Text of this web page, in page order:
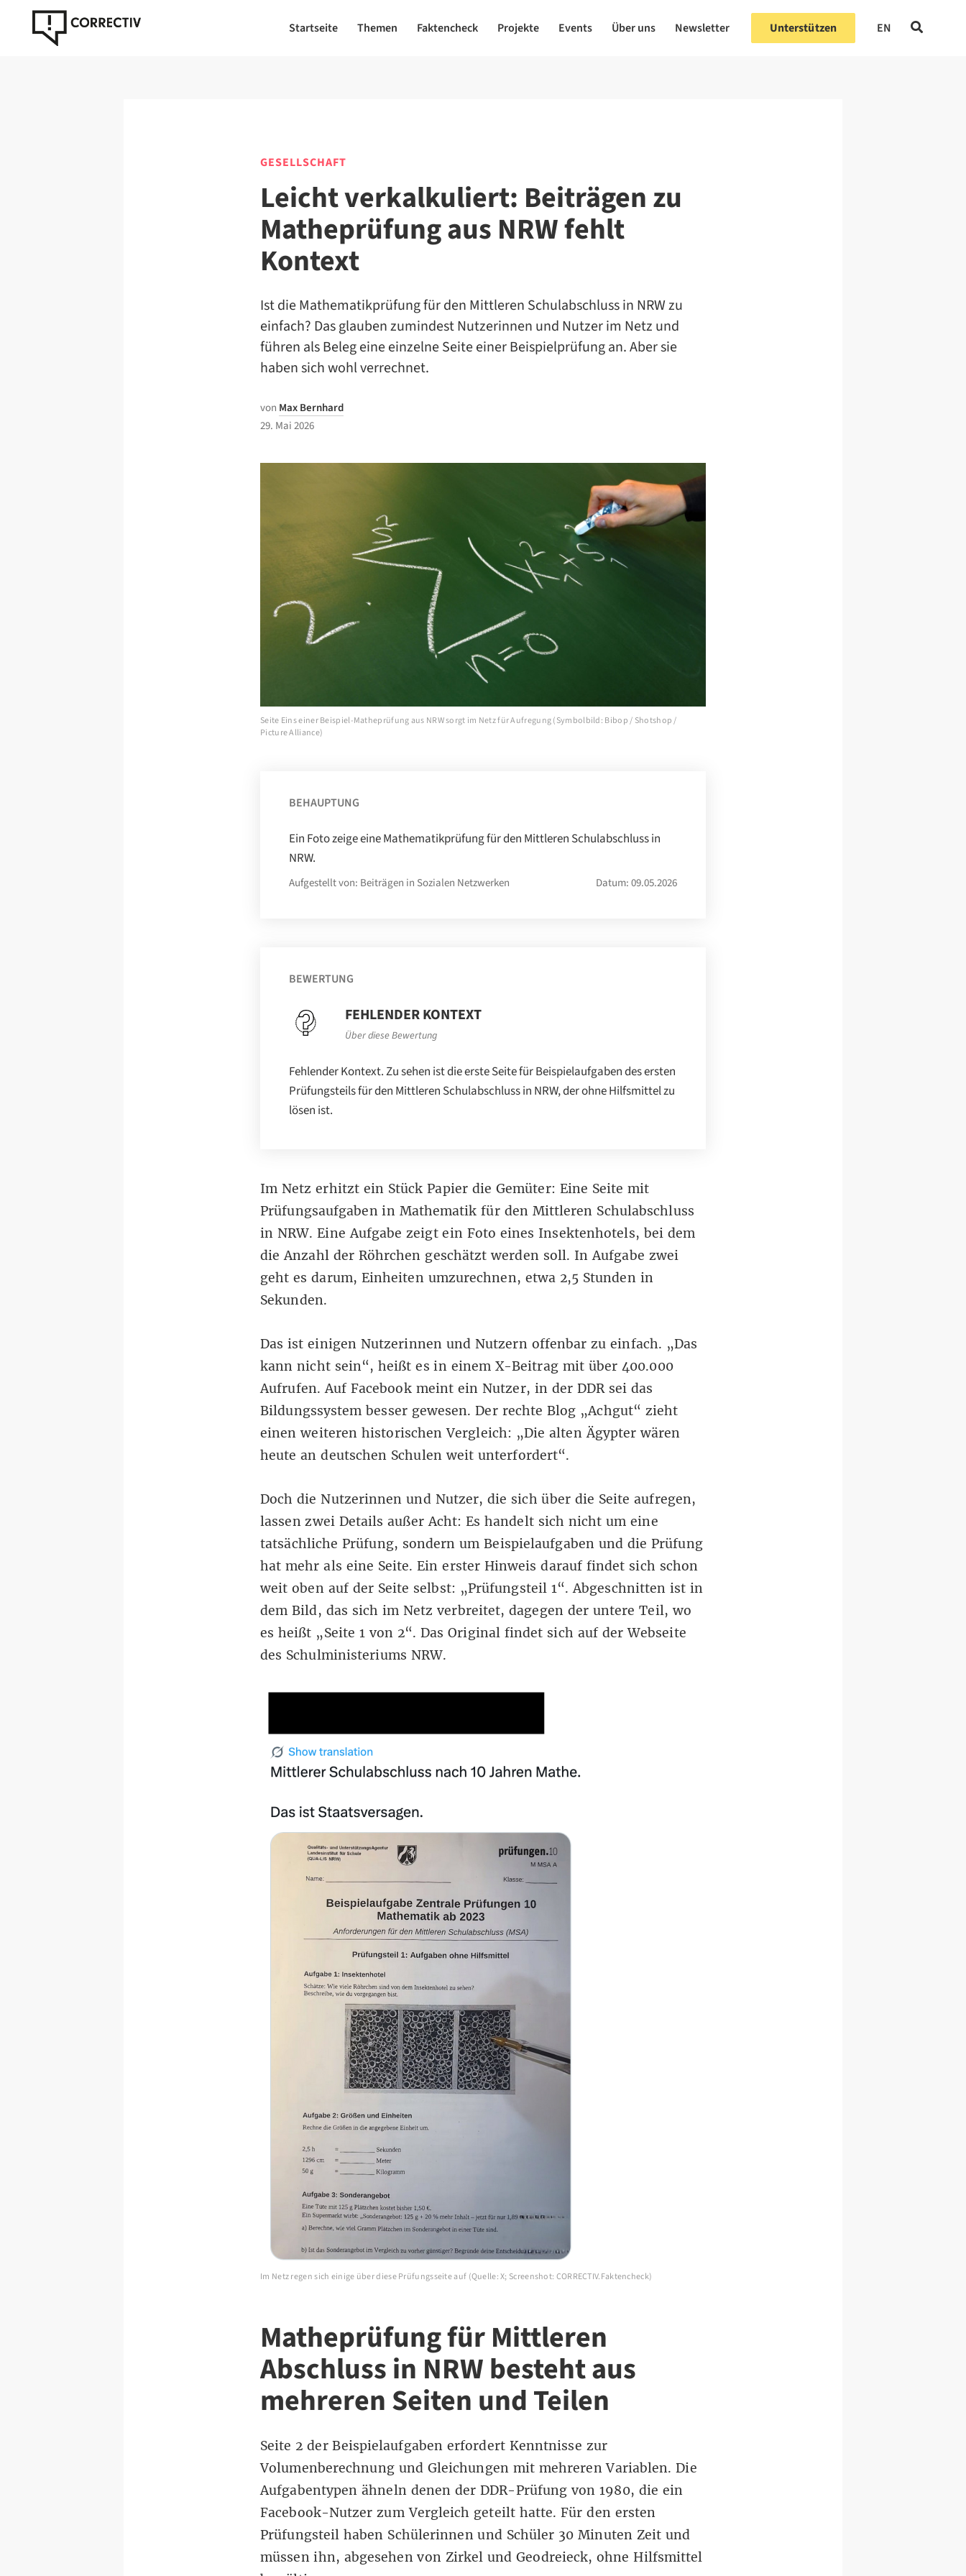
Startseite Themen Faktencheck Projekte Events Über uns Newsletter Unterstützen EN
GESELLSCHAFT
Leicht verkalkuliert: Beiträgen zu
Matheprüfung aus NRW fehlt
Kontext
Ist die Mathematikprüfung für den Mittleren Schulabschluss in NRW zu
einfach? Das glauben zumindest Nutzerinnen und Nutzer im Netz und
führen als Beleg eine einzelne Seite einer Beispielprüfung an. Aber sie
haben sich wohl verrechnet.
von Max Bernhard
29. Mai 2026
Seite Eins einer Beispiel-Matheprüfung aus NRW sorgt im Netz für Aufregung (Symbolbild: Bibop / Shotshop /
Picture Alliance)
BEHAUPTUNG
Ein Foto zeige eine Mathematikprüfung für den Mittleren Schulabschluss in
NRW.
Aufgestellt von: Beiträgen in Sozialen Netzwerken Datum: 09.05.2026
BEWERTUNG
FEHLENDER KONTEXT
Über diese Bewertung
Fehlender Kontext. Zu sehen ist die erste Seite für Beispielaufgaben des ersten
Prüfungsteils für den Mittleren Schulabschluss in NRW, der ohne Hilfsmittel zu
lösen ist.
Im Netz erhitzt ein Stück Papier die Gemüter: Eine Seite mit
Prüfungsaufgaben in Mathematik für den Mittleren Schulabschluss
in NRW. Eine Aufgabe zeigt ein Foto eines Insektenhotels, bei dem
die Anzahl der Röhrchen geschätzt werden soll. In Aufgabe zwei
geht es darum, Einheiten umzurechnen, etwa 2,5 Stunden in
Sekunden.
Das ist einigen Nutzerinnen und Nutzern offenbar zu einfach. „Das
kann nicht sein“, heißt es in einem X-Beitragmit über 400.000
Aufrufen.Auf Facebookmeint ein Nutzer, in der DDR sei das
Bildungssystem besser gewesen. Der rechte Blog „Achgut“ zieht
einen weiteren historischen Vergleich: „Die alten Ägypter wären
heute an deutschen Schulen weit unterfordert“.
Doch die Nutzerinnen und Nutzer, die sich über die Seite aufregen,
lassen zwei Details außer Acht: Es handelt sich nicht um eine
tatsächliche Prüfung, sondern um Beispielaufgaben und die Prüfung
hat mehr als eine Seite. Ein erster Hinweis darauf findet sich schon
weit oben auf der Seite selbst: „Prüfungsteil 1“. Abgeschnitten ist in
dem Bild, das sich im Netz verbreitet, dagegen der untere Teil, wo
es heißt „Seite 1 von 2“. Das Original findet sich auf der Webseite
des Schulministeriums NRW.
Im Netz regen sich einige über diese Prüfungsseite auf (Quelle: X; Screenshot: CORRECTIV.Faktencheck)
Matheprüfung für Mittleren
Abschluss in NRW besteht aus
mehreren Seiten und Teilen
Seite 2 der Beispielaufgaben erfordert Kenntnisse zur
Volumenberechnung und Gleichungen mit mehreren Variablen. Die
Aufgabentypen ähneln denen der DDR-Prüfung von 1980, die ein
Facebook-Nutzer zum Vergleich geteilt hatte. Für den ersten
Prüfungsteil haben Schülerinnen und Schüler 30 Minuten Zeit und
müssen ihn, abgesehen von Zirkel und Geodreieck, ohne Hilfsmittel